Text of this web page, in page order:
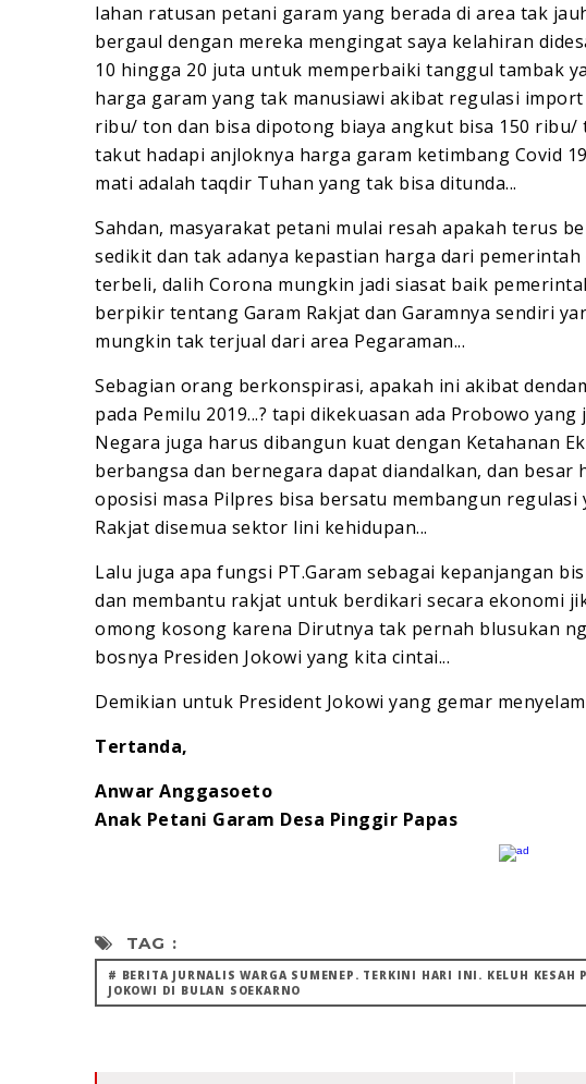
lahan ratusan petani garam yang berada di area tak
bergaul dengan mereka mengingat saya kelahiran
10 hingga 20 juta untuk memperbaiki tanggul tambak
harga garam yang tak manusiawi akibat regulasi
ribu/ ton dan bisa dipotong biaya angkut bisa 150
takut hadapi anjloknya harga garam ketimbang Covid
mati adalah taqdir Tuhan yang tak bisa ditunda...
Sahdan, masyarakat petani mulai resah apakah terus
sedikit dan tak adanya kepastian harga dari
terbeli, dalih Corona mungkin jadi siasat baik
berpikir tentang Garam Rakjat dan Garamnya sendiri
mungkin tak terjual dari area Pegaraman...
Sebagian orang berkonspirasi, apakah ini akibat
pada Pemilu 2019...? tapi dikekuasan ada Probowo
Negara juga harus dibangun kuat dengan Ketahanan
berbangsa dan bernegara dapat diandalkan, dan besar
oposisi masa Pilpres bisa bersatu membangun
Rakjat disemua sektor lini kehidupan...
Lalu juga apa fungsi PT.Garam sebagai kepanjangan
dan membantu rakjat untuk berdikari secara ekonomi
omong kosong karena Dirutnya tak pernah blusukan
bosnya Presiden Jokowi yang kita cintai...
Demikian untuk President Jokowi yang gemar
Tertanda,
Anwar Anggasoeto
Anak Petani Garam Desa Pinggir Papas
TAG :
# BERITA JURNALIS WARGA SUMENEP. TERKINI HARI INI. KELUH KESAH
JOKOWI DI BULAN SOEKARNO